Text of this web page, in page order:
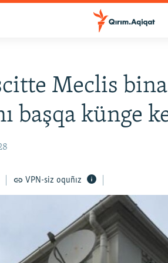
Meclis
başqa künge
VPN-siz oquñız